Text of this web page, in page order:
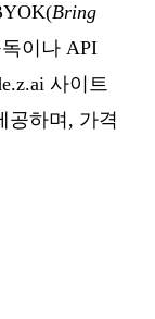
Bring
이나 API
사이트
공하며, 가격